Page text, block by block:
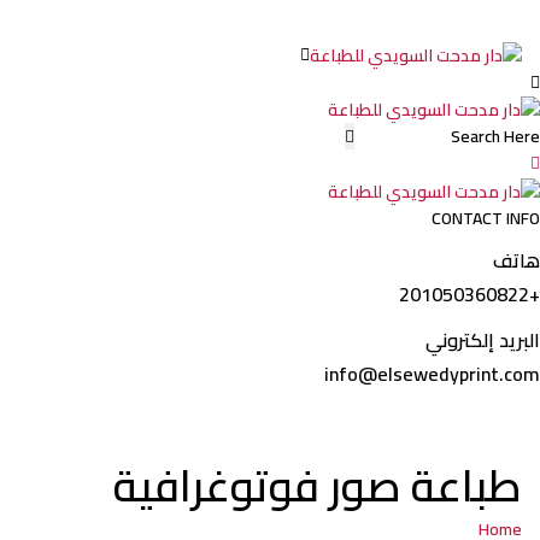
للطباعة
CONTACT INFO
هاتف
+201050360822
البريد إلكتروني
info@elsewedyprint.com
طباعة صور فوتوغرافية
Home